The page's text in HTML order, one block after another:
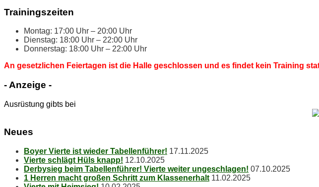
Trai­nings­zei­ten
Mon­tag: 17:00 Uhr – 20:00 Uhr
Diens­tag: 18:00 Uhr – 22:00 Uhr
Don­ners­tag: 18:00 Uhr – 22:00 Uhr
An ge­setz­li­chen Fei­er­ta­gen ist die Hal­le ge­schlos­sen und es fin­det kein Trai­ning
- An­zei­ge -
Ausrüstung gibts bei
Neu­es
Boy­er Vier­te ist wie­der Tabellenführer! 17.11.2025
Vier­te schlägt Hüls knapp! 12.10.2025
Der­by­sieg beim Ta­bel­len­füh­rer! Vier­te wei­ter ungeschlagen! 07.10.2025
1 Her­ren macht gro­ßen Schritt zum Klassenerhalt 11.02.2025